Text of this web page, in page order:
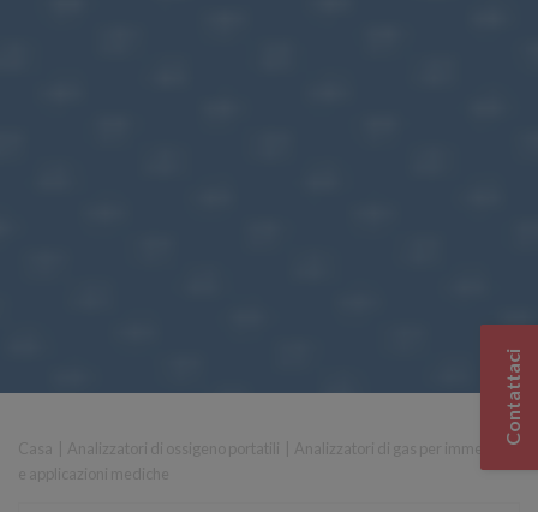
Analizzatori di gas per immersioni
Contattaci